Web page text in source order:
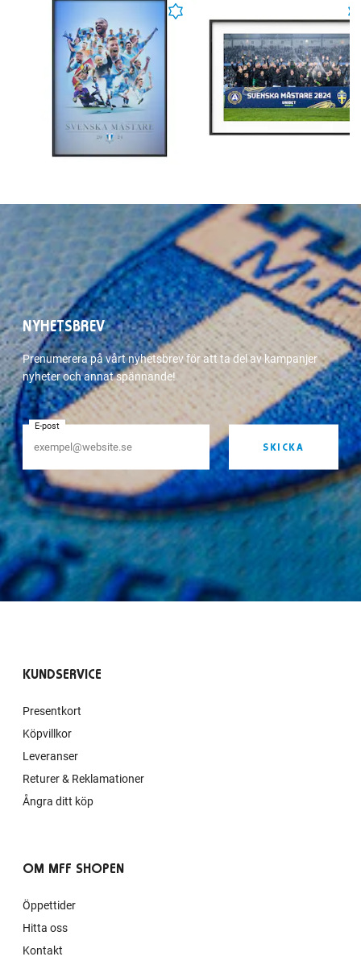
NYHETSBREV
Prenumerera på vårt nyhetsbrev för att ta del av kampanjer
nyheter och annat spännande!
E-post
SKICKA
KUNDSERVICE
Presentkort
Köpvillkor
Leveranser
Returer & Reklamationer
Ångra ditt köp
OM MFF SHOPEN
Öppettider
Hitta oss
Kontakt